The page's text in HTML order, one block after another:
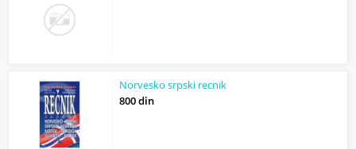
Norvesko srpski recnik
800 din